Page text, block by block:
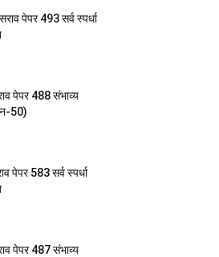
पेपर 493 सर्व स्पर्धा
पेपर 488 संभाव्य
50)
पेपर 583 सर्व स्पर्धा
पेपर 487 संभाव्य